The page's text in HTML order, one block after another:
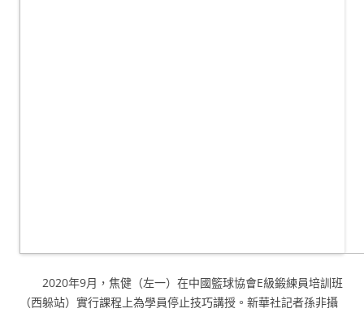
2020年9月，焦健（左一）在中國籃球協會E級鍛練員培訓班
（西躲站）實行課程上為學員停止技巧講授。新華社記者孫非攝